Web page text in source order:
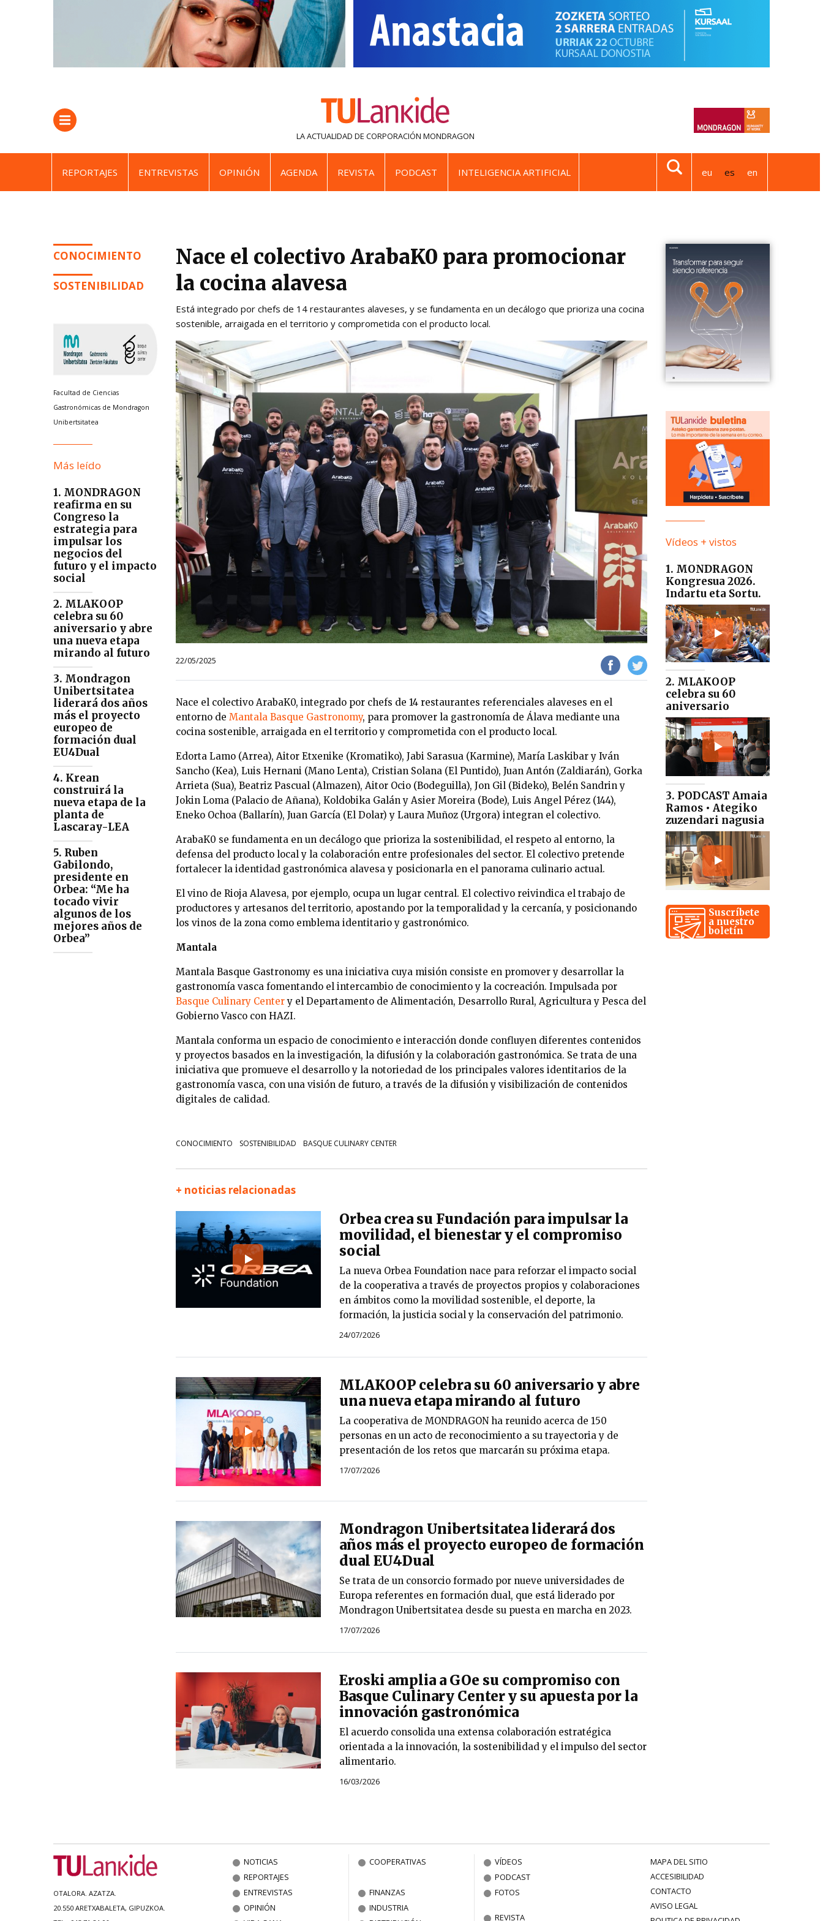
LA ACTUALIDAD DE CORPORACIÓN MONDRAGON
REPORTAJES ENTREVISTAS OPINIÓN AGENDA REVISTA PODCAST INTELIGENCIA ARTIFICIAL eu es en
CONOCIMIENTO
SOSTENIBILIDAD
Facultad de Ciencias
Gastronómicas de Mondragon
Unibertsitatea
Más leído
1. MONDRAGON
reafirma en su
Congreso la
estrategia para
impulsar los
negocios del
futuro y el impacto
social
2. MLAKOOP
celebra su 60
aniversario y abre
una nueva etapa
mirando al futuro
3. Mondragon
Unibertsitatea
liderará dos años
más el proyecto
europeo de
formación dual
EU4Dual
4. Krean
construirá la
nueva etapa de la
planta de
Lascaray-LEA
5. Ruben
Gabilondo,
presidente en
Orbea: “Me ha
tocado vivir
algunos de los
mejores años de
Orbea”
Nace el colectivo ArabaK0 para promocionar
la cocina alavesa
Está integrado por chefs de 14 restaurantes alaveses, y se fundamenta en un decálogo que prioriza una cocina
sostenible, arraigada en el territorio y comprometida con el producto local.
22/05/2025
Nace el colectivo ArabaK0, integrado por chefs de 14 restaurantes referenciales alaveses en el
entorno de Mantala Basque Gastronomy, para promover la gastronomía de Álava mediante una
cocina sostenible, arraigada en el territorio y comprometida con el producto local.
Edorta Lamo (Arrea), Aitor Etxenike (Kromatiko), Jabi Sarasua (Karmine), María Laskibar y Iván
Sancho (Kea), Luis Hernani (Mano Lenta), Cristian Solana (El Puntido), Juan Antón (Zaldiarán), Gorka
Arrieta (Sua), Beatriz Pascual (Almazen), Aitor Ocio (Bodeguilla), Jon Gil (Bideko), Belén Sandrin y
Jokin Loma (Palacio de Añana), Koldobika Galán y Asier Moreira (Bode), Luis Angel Pérez (144),
Eneko Ochoa (Ballarín), Juan García (El Dolar) y Laura Muñoz (Urgora) integran el colectivo.
ArabaK0 se fundamenta en un decálogo que prioriza la sostenibilidad, el respeto al entorno, la
defensa del producto local y la colaboración entre profesionales del sector. El colectivo pretende
fortalecer la identidad gastronómica alavesa y posicionarla en el panorama culinario actual.
El vino de Rioja Alavesa, por ejemplo, ocupa un lugar central. El colectivo reivindica el trabajo de
productores y artesanos del territorio, apostando por la temporalidad y la cercanía, y posicionando
los vinos de la zona como emblema identitario y gastronómico.
Mantala
Mantala Basque Gastronomy es una iniciativa cuya misión consiste en promover y desarrollar la
gastronomía vasca fomentando el intercambio de conocimiento y la cocreación. Impulsada por
Basque Culinary Centery el Departamento de Alimentación, Desarrollo Rural, Agricultura y Pesca del
Gobierno Vasco con HAZI.
Mantala conforma un espacio de conocimiento e interacción donde confluyen diferentes contenidos
y proyectos basados en la investigación, la difusión y la colaboración gastronómica. Se trata de una
iniciativa que promueve el desarrollo y la notoriedad de los principales valores identitarios de la
gastronomía vasca, con una visión de futuro, a través de la difusión y visibilización de contenidos
digitales de calidad.
CONOCIMIENTO SOSTENIBILIDAD BASQUE CULINARY CENTER
+ noticias relacionadas
Orbea crea su Fundación para impulsar la
movilidad, el bienestar y el compromiso
social
La nueva Orbea Foundation nace para reforzar el impacto social
de la cooperativa a través de proyectos propios y colaboraciones
en ámbitos como la movilidad sostenible, el deporte, la
formación, la justicia social y la conservación del patrimonio.
24/07/2026
MLAKOOP celebra su 60 aniversario y abre
una nueva etapa mirando al futuro
La cooperativa de MONDRAGON ha reunido acerca de 150
personas en un acto de reconocimiento a su trayectoria y de
presentación de los retos que marcarán su próxima etapa.
17/07/2026
Mondragon Unibertsitatea liderará dos
años más el proyecto europeo de formación
dual EU4Dual
Se trata de un consorcio formado por nueve universidades de
Europa referentes en formación dual, que está liderado por
Mondragon Unibertsitatea desde su puesta en marcha en 2023.
17/07/2026
Eroski amplia a GOe su compromiso con
Basque Culinary Center y su apuesta por la
innovación gastronómica
El acuerdo consolida una extensa colaboración estratégica
orientada a la innovación, la sostenibilidad y el impulso del sector
alimentario.
16/03/2026
Vídeos + vistos
1. MONDRAGON
Kongresua 2026.
Indartu eta Sortu.
2. MLAKOOP
celebra su 60
aniversario
3. PODCAST Amaia
Ramos • Ategiko
zuzendari nagusia
Suscríbete
a nuestro
boletín
OTALORA. AZATZA.
20.550 ARETXABALETA, GIPUZKOA.
NOTICIAS
REPORTAJES
ENTREVISTAS
OPINIÓN
COOPERATIVAS
FINANZAS
INDUSTRIA
VÍDEOS
PODCAST
FOTOS
REVISTA
MAPA DEL SITIO
ACCESIBILIDAD
CONTACTO
AVISO LEGAL